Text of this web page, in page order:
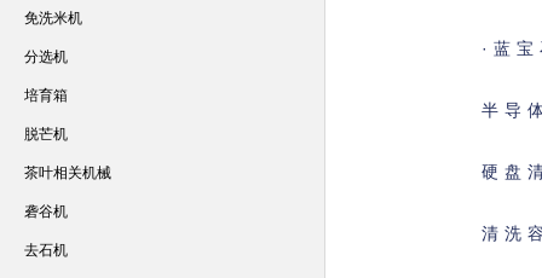
·蓝
半导
硬盘
清洗
免洗米机
分选机
培育箱
脱芒机
茶叶相关机械
砻谷机
去石机